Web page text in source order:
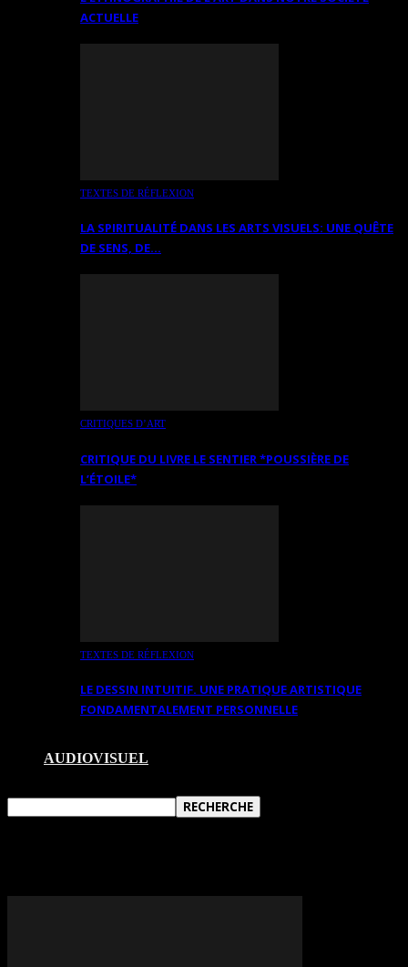
ACTUELLE
TEXTES DE RÉFLEXION
LA SPIRITUALITÉ DANS LES ARTS VISUELS: UNE QUÊTE
DE SENS, DE…
CRITIQUES D’ART
CRITIQUE DU LIVRE LE SENTIER *POUSSIÈRE DE
L’ÉTOILE*
TEXTES DE RÉFLEXION
LE DESSIN INTUITIF. UNE PRATIQUE ARTISTIQUE
FONDAMENTALEMENT PERSONNELLE
AUDIOVISUEL